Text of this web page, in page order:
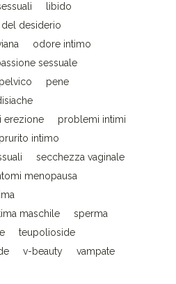
libido
del desiderio
odore intimo
sessuale
pene
erezione
problemi intimi
prurito intimo
secchezza vaginale
menopausa
maschile
sperma
teupolioside
v-beauty
vampate